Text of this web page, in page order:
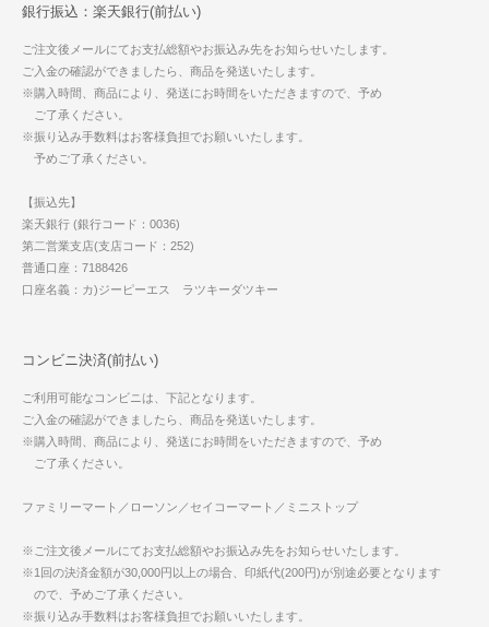
銀行振込：楽天銀行(前払い)
ご注文後メールにてお支払総額やお振込み先をお知らせいたします。
ご入金の確認ができましたら、商品を発送いたします。
※購入時間、商品により、発送にお時間をいただきますので、予め
ご了承ください。
※振り込み手数料はお客様負担でお願いいたします。
予めご了承ください。
【振込先】
楽天銀行 (銀行コード：0036)
第二営業支店(支店コード：252)
普通口座：7188426
口座名義：カ)ジーピーエス ラツキーダツキー
コンビニ決済(前払い)
ご利用可能なコンビニは、下記となります。
ご入金の確認ができましたら、商品を発送いたします。
※購入時間、商品により、発送にお時間をいただきますので、予め
ご了承ください。
ファミリーマート／ローソン／セイコーマート／ミニストップ
※ご注文後メールにてお支払総額やお振込み先をお知らせいたします。
※1回の決済金額が30,000円以上の場合、印紙代(200円)が別途必要となります
ので、予めご了承ください。
※振り込み手数料はお客様負担でお願いいたします。